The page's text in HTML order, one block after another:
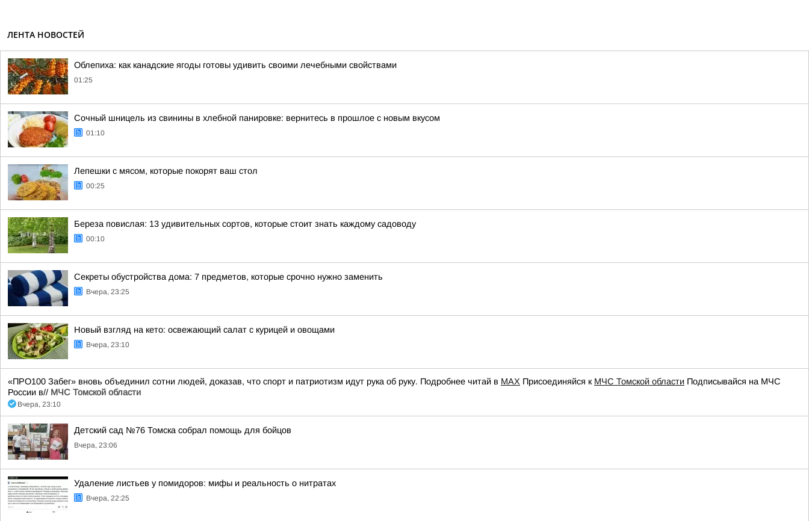
ЛЕНТА НОВОСТЕЙ
Облепиха: как канадские ягоды готовы удивить своими лечебными свойствами
01:25
Сочный шницель из свинины в хлебной панировке: вернитесь в прошлое с новым вкусом
01:10
Лепешки с мясом, которые покорят ваш стол
00:25
Береза повислая: 13 удивительных сортов, которые стоит знать каждому садоводу
00:10
Секреты обустройства дома: 7 предметов, которые срочно нужно заменить
Вчера, 23:25
Новый взгляд на кето: освежающий салат с курицей и овощами
Вчера, 23:10
«ПРО100 Забег» вновь объединил сотни людей, доказав, что спорт и патриотизм идут рука об руку. Подробнее читай в МАХ Присоединяйся к МЧС Томской области Подписывайся на МЧС
России в// МЧС Томской области
Вчера, 23:10
Детский сад №76 Томска собрал помощь для бойцов
Вчера, 23:06
Удаление листьев у помидоров: мифы и реальность о нитратах
Вчера, 22:25